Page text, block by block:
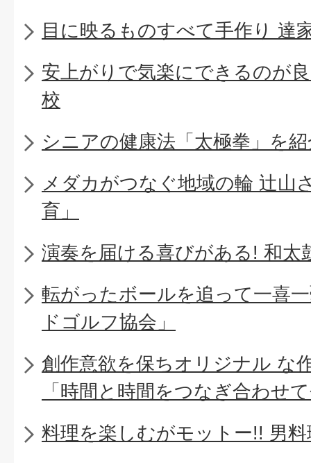
目に映るものすべて手作り 達
安上がりで気楽にできるのが
校
シニアの健康法「太極拳」を
メダカがつなぐ地域の輪 辻山
育」
演奏を届ける喜びがある! 和太
転がったボールを追って一喜
ドゴルフ協会」
創作意欲を保ちオリジナル な
「時間と時間をつなぎ合わせ
料理を楽しむがモットー!! 男